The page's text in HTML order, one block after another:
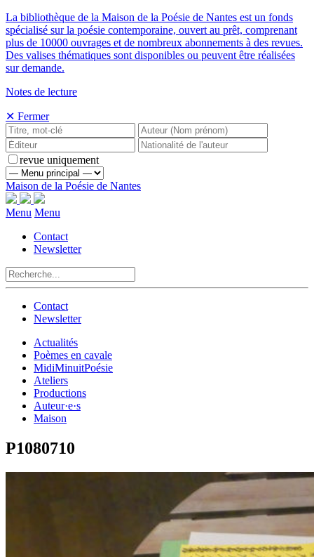
La bibliothèque de la Maison de la Poésie de Nantes est un fonds
spécialisé sur la poésie contemporaine, ouvert au prêt, comprenant
plus de 10000 ouvrages et de nombreux abonnements à des revues.
Des valises thématiques sont disponibles ou peuvent être réalisées
sur demande.
Notes de lecture
✕ Fermer
revue uniquement
Maison de la Poésie de Nantes
Menu Menu
Contact
Newsletter
Contact
Newsletter
Actualités
Poèmes en cavale
MidiMinuitPoésie
Ateliers
Productions
Auteur·e·s
Maison
P1080710